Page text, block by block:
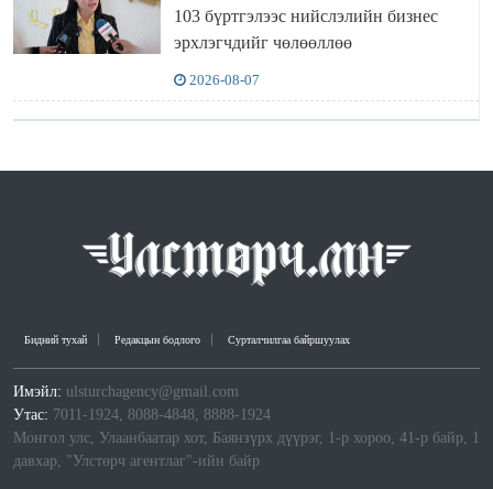
103 бүртгэлээс нийслэлийн бизнес
эрхлэгчдийг чөлөөллөө
2026-08-07
Бидний тухай Редакцын бодлого Сурталчилгаа байршуулах
Имэйл: ulsturchagency@gmail.com
Утас: 7011-1924, 8088-4848, 8888-1924
Монгол улс, Улаанбаатар хот, Баянзүрх дүүрэг, 1-р хороо, 41-р байр, 1
давхар, "Улстөрч агентлаг"-ийн байр